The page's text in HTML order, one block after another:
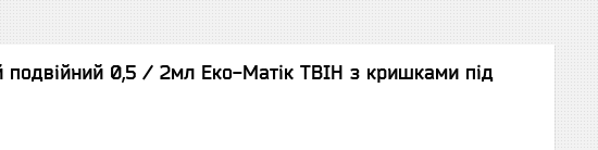
0,5 / 2мл Еко-Матік ТВІН з кришками під